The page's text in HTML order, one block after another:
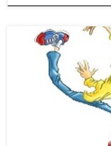
Liste des Qualifiés pour le France
FRENIN BRAHNS (34) F3 CASTAIN
(31) M2 GUILLEN (66) –
SUZBARGA 65 M4 LANDRY (81)–
PAIRASTRE- GALLIOU F18